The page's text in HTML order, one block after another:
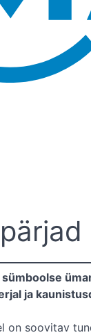
ja
on soovitav